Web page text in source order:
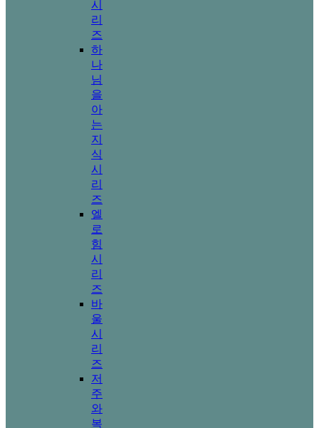
시
리
즈
하
나
님
을
아
는
지
식
시
리
즈
엘
로
힘
시
리
즈
바
울
시
리
즈
저
주
와
복